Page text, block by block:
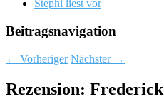
Stephi liest vor
Beitragsnavigation
← Vorheriger Nächster →
Rezension: Frederick